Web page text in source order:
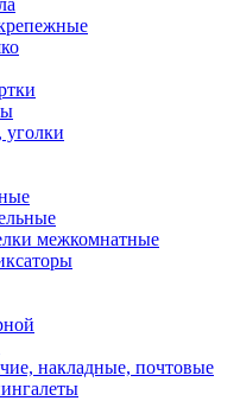
уголки
межкомнатные
накладные, почтовые